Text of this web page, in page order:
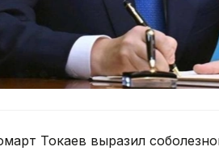
Токаев выразил